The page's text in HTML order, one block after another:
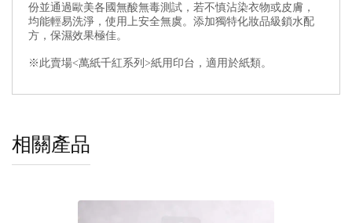
份並通過歐美各國無酸無毒測試，若不慎沾染衣物或皮膚，
均能輕易洗淨，使用上安全無虞。添加獨特化妝品級鎖水配
方，保濕效果極佳。
※此賣場<萬紙千紅系列>紙用印台，適用於紙類。
相關產品